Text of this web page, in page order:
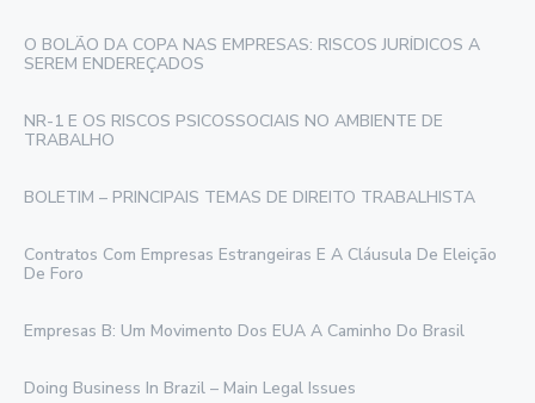
O BOLÃO DA COPA NAS EMPRESAS: RISCOS JURÍDICOS A
SEREM ENDEREÇADOS
NR-1 E OS RISCOS PSICOSSOCIAIS NO AMBIENTE DE
TRABALHO
BOLETIM – PRINCIPAIS TEMAS DE DIREITO TRABALHISTA
Contratos Com Empresas Estrangeiras E A Cláusula De Eleição
De Foro
Empresas B: Um Movimento Dos EUA A Caminho Do Brasil
Doing Business In Brazil – Main Legal Issues